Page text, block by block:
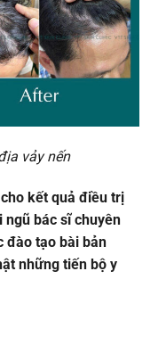
vảy nến
kết quả điều trị
ngũ bác sĩ chuyên
đào tạo bài bản
những tiến bộ y